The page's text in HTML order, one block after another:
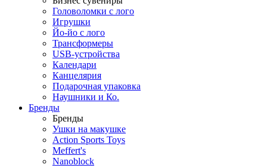
Головоломки с лого
Игрушки
Йо-йо с лого
Трансформеры
USB-устройства
Календари
Канцелярия
Подарочная упаковка
Наушники и Ко.
Бренды
Бренды
Ушки на макушке
Action Sports Toys
Meffert's
Nanoblock